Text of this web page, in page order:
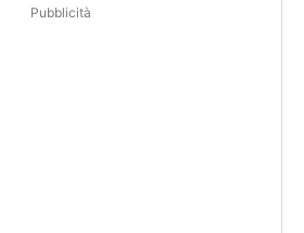
Pubblicità